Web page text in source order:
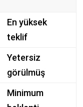
En yüksek
teklif
Yetersiz
görülmüş
Minimum